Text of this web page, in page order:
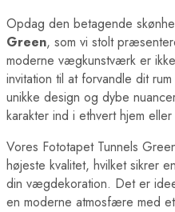
Opdag den betagende
Green, som vi stolt
moderne vægkunstværk er
invitation til at forvandle dit
unikke design og dybe
karakter ind i ethvert hjem eller
Vores Fototapet Tunnels
højeste kvalitet, hvilket sikrer
din vægdekoration. Det er
en moderne atmosfære med